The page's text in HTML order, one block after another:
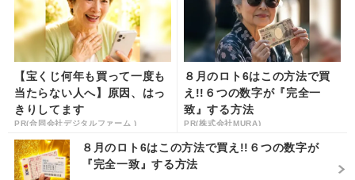
【宝くじ何年も買って一度も
当たらない人へ】原因、はっ
きりしてます
PR(合同会社デジタルファーム )
８月のロト6はこの方法で買
え!!６つの数字が『完全一
致』する方法
PR(株式会社MURA)
８月のロト6はこの方法で買え!!６つの数字が
『完全一致』する方法